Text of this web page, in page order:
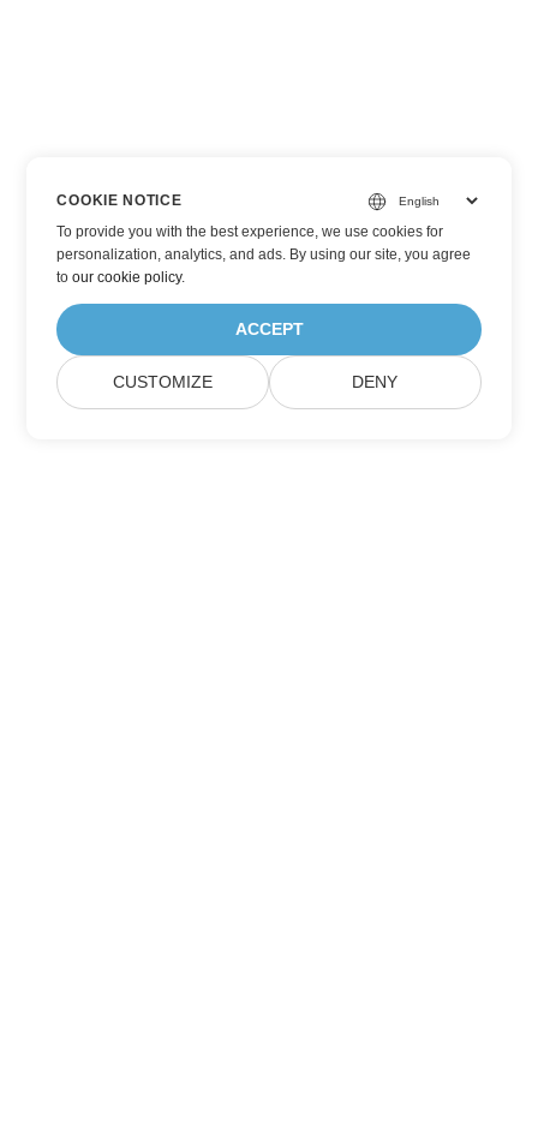
COOKIE NOTICE
To provide you with the best experience, we use cookies for
personalization, analytics, and ads. By using our site, you agree
toour cookie policy.
ACCEPT
CUSTOMIZE DENY